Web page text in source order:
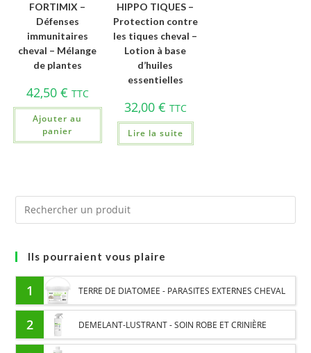
FORTIMIX –
Défenses
immunitaires
cheval – Mélange
de plantes
42,50 € TTC
Ajouter au
panier
HIPPO TIQUES –
Protection contre
les tiques cheval –
Lotion à base
d’huiles
essentielles
32,00 € TTC
Lire la suite
Ils pourraient vous plaire
1 TERRE DE DIATOMEE - PARASITES EXTERNES CHEVAL
2 DEMELANT-LUSTRANT - SOIN ROBE ET CRINIÈRE